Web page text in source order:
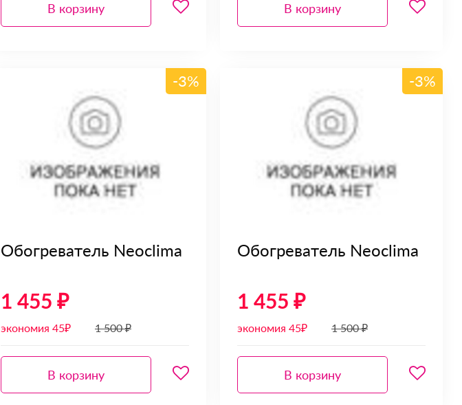
В корзину В корзину
-3%
Обогреватель Neoclima
1 455 ₽
экономия 45₽ 1 500 ₽
В корзину
-3%
Обогреватель Neoclima
1 455 ₽
экономия 45₽ 1 500 ₽
В корзину